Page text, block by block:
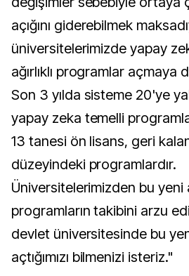
açığını giderebilmek
üniversitelerimizde yapay
ağırlıklı programlar açmaya
Son 3 yılda sisteme 20'ye
yapay zeka temelli
13 tanesi ön lisans, geri
düzeyindeki programlardır.
Üniversitelerimizden bu yeni
programların takibini arzu
devlet üniversitesinde bu
açtığımızı bilmenizi isteriz."